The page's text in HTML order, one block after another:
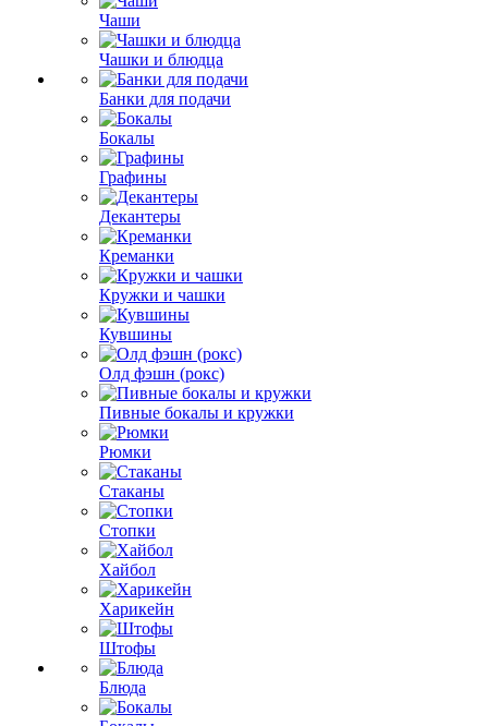
Чаши
Чашки и блюдца
Банки для подачи
Бокалы
Графины
Декантеры
Креманки
Кружки и чашки
Кувшины
Олд фэшн (рокс)
Пивные бокалы и кружки
Рюмки
Стаканы
Стопки
Хайбол
Харикейн
Штофы
Блюда